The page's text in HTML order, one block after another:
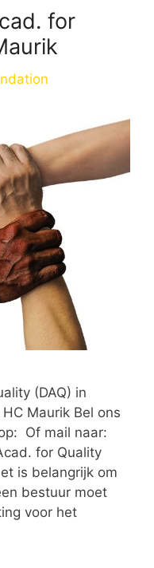
for
(DAQ) in
Maurik Bel ons
Of mail naar:
for Quality
is belangrijk om
bestuur moet
voor het